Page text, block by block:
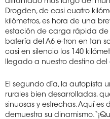
atirantado más largo del
Drogden, de casi cuatro
kilómetros, es hora de una
estación de carga rápida de
batería del A6 e-tron en tan
casi en silencio los 140
llegado a nuestro destino del
El segundo día, la autopista
rurales bien desarrolladas,
sinuosas y estrechas. Aquí es
demuestra su dinamismo.